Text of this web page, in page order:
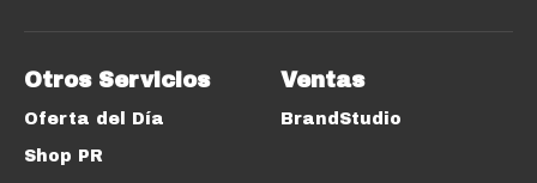
Otros Servicios
Oferta del Día
Shop PR
Ventas
BrandStudio